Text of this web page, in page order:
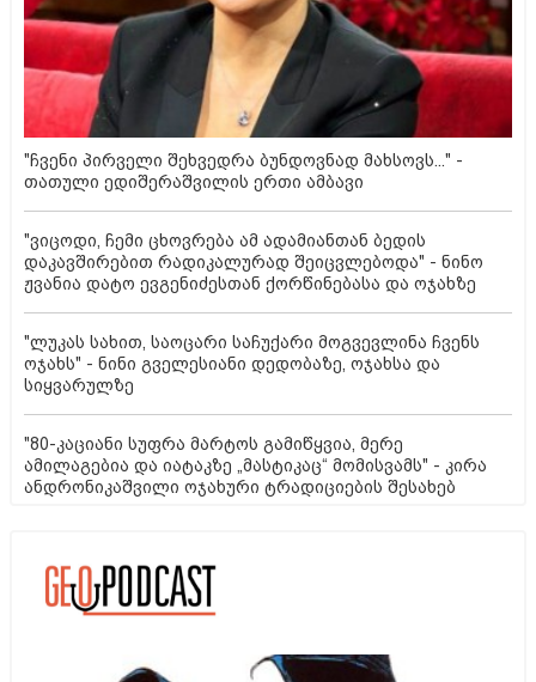
"ჩვენი პირველი შეხვედრა ბუნდოვნად მახსოვს..." -
თათული ედიშერაშვილის ერთი ამბავი
"ვიცოდი, ჩემი ცხოვრება ამ ადამიანთან ბედის
დაკავშირებით რადიკალურად შეიცვლებოდა" - ნინო
ჟვანია დატო ევგენიძესთან ქორწინებასა და ოჯახზე
"ლუკას სახით, საოცარი საჩუქარი მოგვევლინა ჩვენს
ოჯახს" - ნინი გველესიანი დედობაზე, ოჯახსა და
სიყვარულზე
"80-კაციანი სუფრა მარტოს გამიწყვია, მერე
ამილაგებია და იატაკზე „მასტიკაც“ მომისვამს" - კირა
ანდრონიკაშვილი ოჯახური ტრადიციების შესახებ